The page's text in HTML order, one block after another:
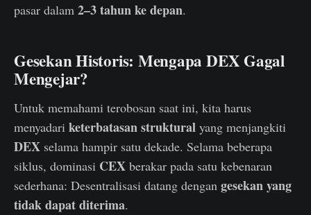
pasar dalam 2–3 tahun ke depan.
Gesekan Historis: Mengapa DEX Gagal
Mengejar?
Untuk memahami terobosan saat ini, kita harus
menyadari keterbatasan struktural yang menjangkiti
DEX selama hampir satu dekade. Selama beberapa
siklus, dominasi CEX berakar pada satu kebenaran
sederhana: Desentralisasi datang dengan gesekan yang
tidak dapat diterima.